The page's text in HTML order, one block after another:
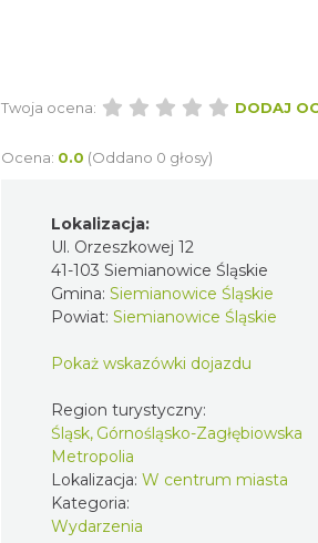
Twoja ocena: DODAJ
Ocena: 0.0 (Oddano 0 głosy)
Lokalizacja:
Ul. Orzeszkowej 12
41-103 Siemianowice Śląskie
Gmina: Siemianowice Śląskie
Powiat: Siemianowice Śląskie
Pokaż wskazówki dojazdu
Region turystyczny:
Śląsk, Górnośląsko-Zagłębiowska
Metropolia
Lokalizacja: W centrum miasta
Kategoria:
Wydarzenia